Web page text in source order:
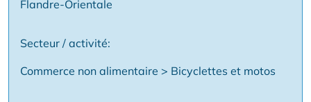
Flandre-Orientale
Secteur / activité:
Commerce non alimentaire > Bicyclettes et motos